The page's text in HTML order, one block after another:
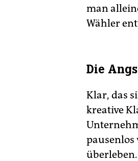
man
Wähler
Die
Klar, das
kreative
überleben.